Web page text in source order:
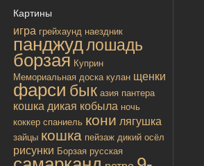
Картины
игра грейхаунд наездник
панджудлошадь
борзая Куприн
Мемориальная доска кулан щенки
фарси бык азия пантера
кошка дикая кобыла ночь
коккер спаниель кони лягушка
зайцы кошка пейзаж дикий осёл
рисунки Борзая русская